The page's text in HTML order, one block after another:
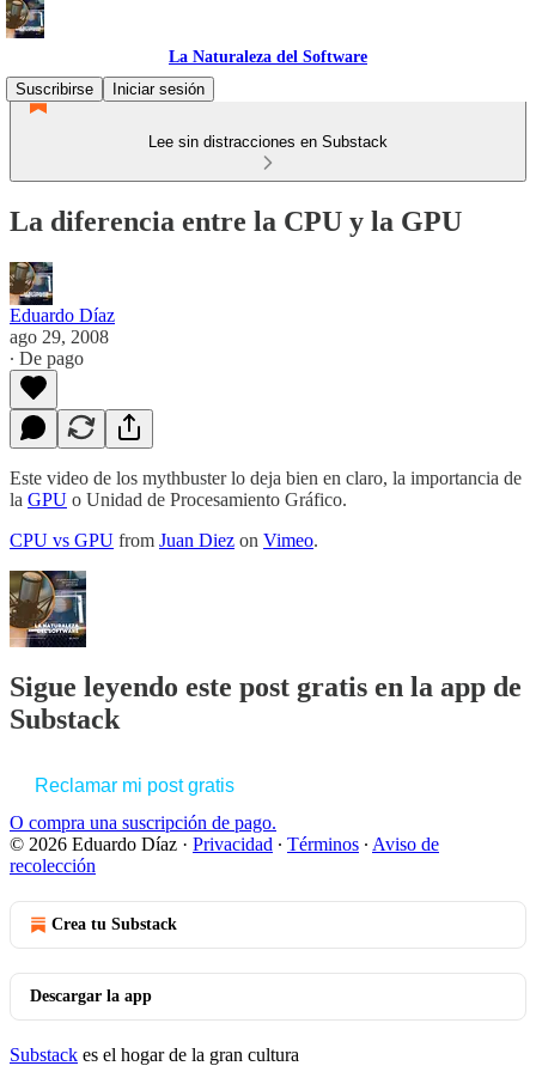
La Naturaleza del Software
Suscribirse
Iniciar sesión
Lee sin distracciones en Substack
La diferencia entre la CPU y la GPU
Eduardo Díaz
ago 29, 2008
∙ De pago
Este video de los mythbuster lo deja bien en claro, la importancia de
la GPU o Unidad de Procesamiento Gráfico.
CPU vs GPU from Juan Diez on Vimeo.
Sigue leyendo este post gratis en la app de
Substack
Reclamar mi post gratis
O compra una suscripción de pago.
© 2026 Eduardo Díaz · Privacidad ∙ Términos ∙ Aviso de
recolección
Crea tu Substack
Descargar la app
Substack es el hogar de la gran cultura